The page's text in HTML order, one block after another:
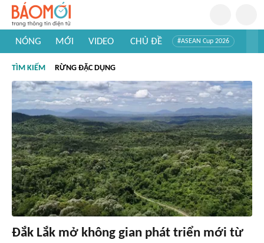
NÓNG MỚI VIDEO CHỦ ĐỀ #ASEAN Cup 2026
#Khám phá thế giới
TÌM KIẾM RỪNG ĐẶC DỤNG
Đắk Lắk mở không gian phát triển mới từ